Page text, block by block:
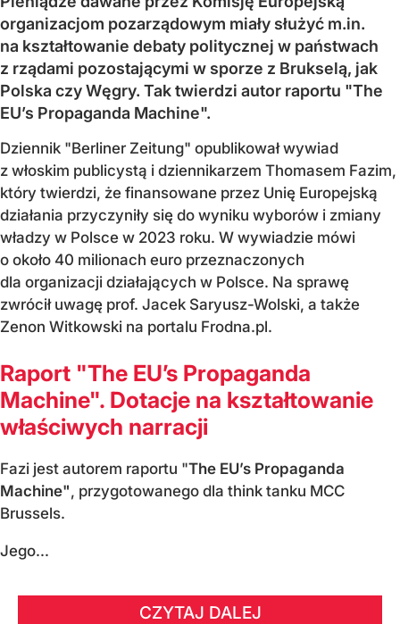
organizacjom pozarządowym miały służyć m.in.
na kształtowanie debaty politycznej w państwach
z rządami pozostającymi w sporze z Brukselą, jak
Polska czy Węgry. Tak twierdzi autor raportu "The
EU’s Propaganda Machine".
Dziennik "Berliner Zeitung" opublikował wywiad
z włoskim publicystą i dziennikarzem Thomasem Fazim,
który twierdzi, że finansowane przez Unię Europejską
działania przyczyniły się do wyniku wyborów i zmiany
władzy w Polsce w 2023 roku. W wywiadzie mówi
o około 40 milionach euro przeznaczonych
dla organizacji działających w Polsce. Na sprawę
zwrócił uwagę prof. Jacek Saryusz-Wolski, a także
Zenon Witkowski na portalu Frodna.pl.
Raport "The EU’s Propaganda
Machine". Dotacje na kształtowanie
właściwych narracji
Fazi jest autorem raportu "The EU’s Propaganda
Machine", przygotowanego dla think tanku MCC
Brussels.
Jego...
CZYTAJ DALEJ